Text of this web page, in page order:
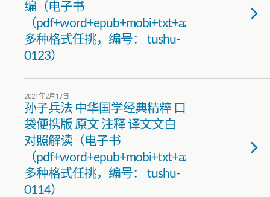
编（电子书
（pdf+word+epub+mobi+txt+azw3）
多种格式任挑，编号： tushu-
0123）
2021年2月17日
孙子兵法 中华国学经典精粹 口
袋便携版 原文 注释 译文文白
对照解读（电子书
（pdf+word+epub+mobi+txt+azw3）
多种格式任挑，编号： tushu-
0114）